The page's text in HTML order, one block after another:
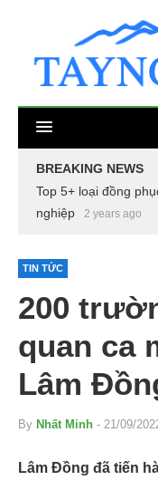
BREAKING NEWS
Top 5+ loại đồng
nghiệp
2 years ago
TIN TỨC
200
quan ca
Lâm
By Nhất Minh - 21/09/
Lâm Đồng đã tiến